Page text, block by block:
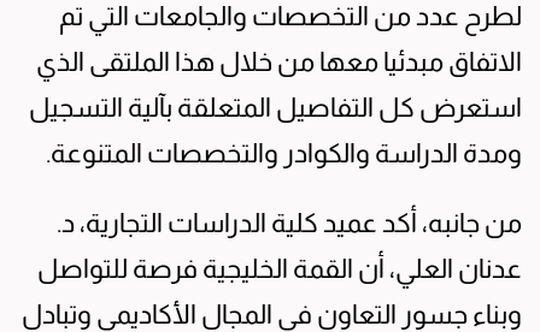
لطرح عدد من التخصصات والجامعات التي تم
الاتفاق مبدئيا معها من خلال هذا الملتقى الذي
استعرض كل التفاصيل المتعلقة بآلية التسجيل
ومدة الدراسة والكوادر والتخصصات المتنوعة.
من جانبه، أكد عميد كلية الدراسات التجارية، د.
عدنان العلي، أن القمة الخليجية فرصة للتواصل
وبناء جسور التعاون في المجال الأكاديمي وتبادل